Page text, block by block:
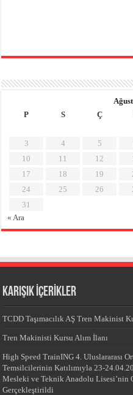
P
S Ç
3
4 5
10
11 12
17
18 19
24
25 26
31
« Ara
KARIŞIK İÇERİKLER
TCDD Taşımacılık AŞ Tren Makinist
Tren Makinisti Kursu Alım İlanı
High Speed TrainING 4. Uluslararası
Temsilcilerinin Katılımıyla 23-
Mesleki ve Teknik Anadolu Lisesi’nin
Gerçekleştirildi